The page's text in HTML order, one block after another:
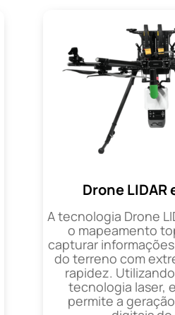
Drone LIDAR
A tecnologia Drone
o mapeamento
capturar
do terreno com
rapidez.
tecnologia laser,
permite a